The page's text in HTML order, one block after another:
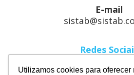
Utilizamos cookies para oferecer
E-mail
Redes
Linkedin